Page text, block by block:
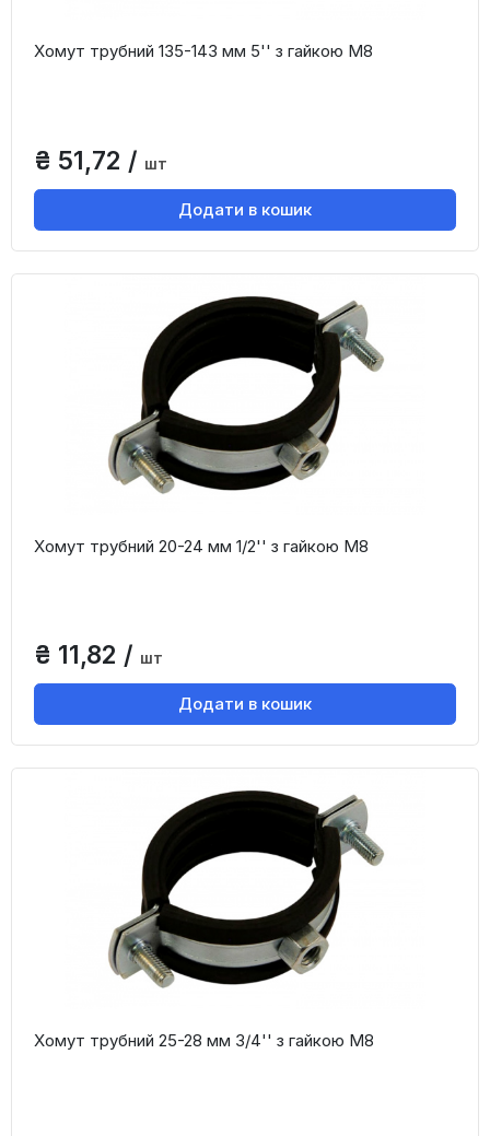
Хомут трубний 135-143 мм 5'' з гайкою М8
₴ 51,72 / шт
Додати в кошик
Хомут трубний 20-24 мм 1/2'' з гайкою М8
₴ 11,82 / шт
Додати в кошик
Хомут трубний 25-28 мм 3/4'' з гайкою М8